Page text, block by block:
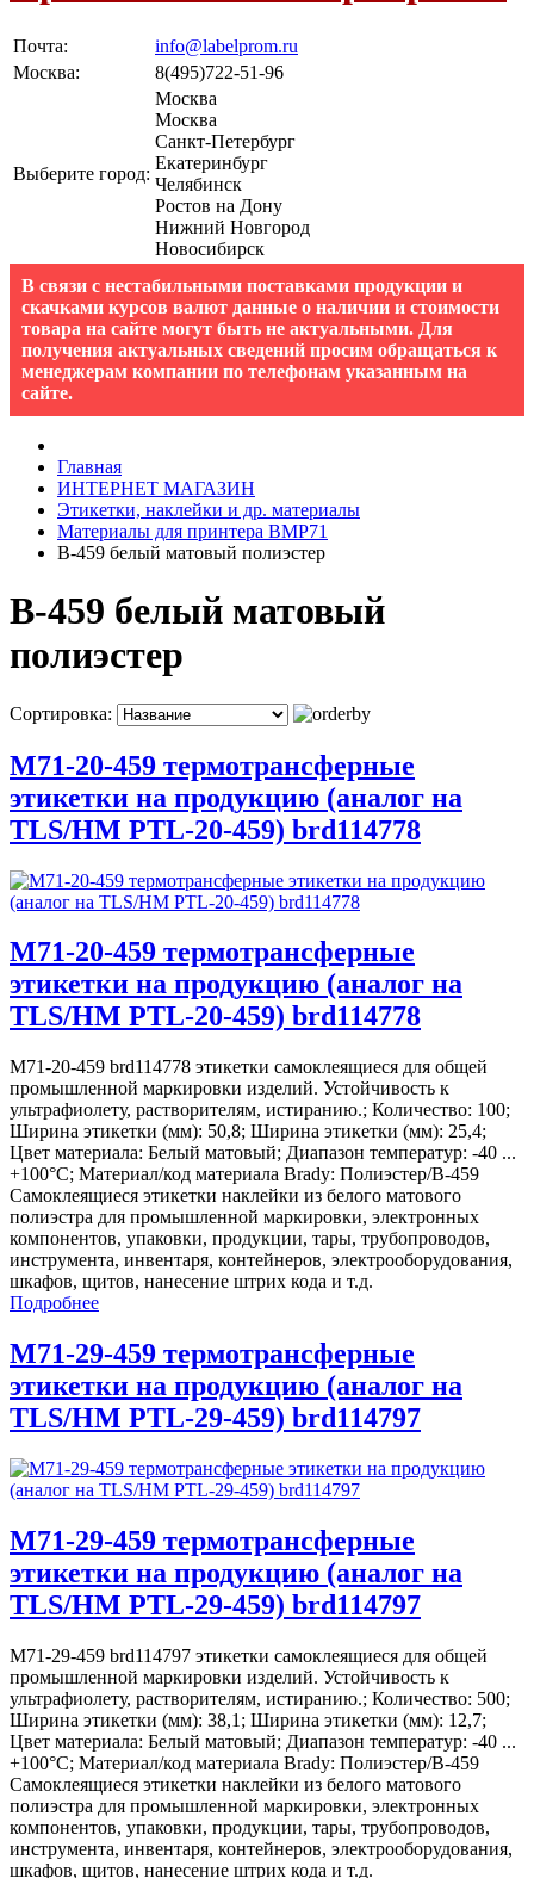
Почта:
info@labelprom.ru
Москва: 8(495)722-51-96
Выберите город:
Москва
Москва
Санкт-Петербург
Екатеринбург
Челябинск
Ростов на Дону
Нижний Новгород
Новосибирск
В связи с нестабильными поставками продукции и
скачками курсов валют данные о наличии и стоимости
товара на сайте могут быть не актуальными. Для
получения актуальных сведений просим обращаться к
менеджерам компании по телефонам указанным на
сайте.
Главная
ИНТЕРНЕТ МАГАЗИН
Этикетки, наклейки и др. материалы
Материалы для принтера BMP71
B-459 белый матовый полиэстер
B-459 белый матовый
полиэстер
Сортировка:
M71-20-459 термотрансферные
этикетки на продукцию (аналог на
TLS/HM PTL-20-459) brd114778
M71-20-459 термотрансферные
этикетки на продукцию (аналог на
TLS/HM PTL-20-459) brd114778
M71-20-459 brd114778 этикетки самоклеящиеся для общей
промышленной маркировки изделий. Устойчивость к
ультрафиолету, растворителям, истиранию.; Количество: 100;
Ширина этикетки (мм): 50,8; Ширина этикетки (мм): 25,4;
Цвет материала: Белый матовый; Диапазон температур: -40 ...
+100°С; Материал/код материала Brady: Полиэстер/В-459
Самоклеящиеся этикетки наклейки из белого матового
полиэстра для промышленной маркировки, электронных
компонентов, упаковки, продукции, тары, трубопроводов,
инструмента, инвентаря, контейнеров, электрооборудования,
шкафов, щитов, нанесение штрих кода и т.д.
Подробнее
M71-29-459 термотрансферные
этикетки на продукцию (аналог на
TLS/HM PTL-29-459) brd114797
M71-29-459 термотрансферные
этикетки на продукцию (аналог на
TLS/HM PTL-29-459) brd114797
M71-29-459 brd114797 этикетки самоклеящиеся для общей
промышленной маркировки изделий. Устойчивость к
ультрафиолету, растворителям, истиранию.; Количество: 500;
Ширина этикетки (мм): 38,1; Ширина этикетки (мм): 12,7;
Цвет материала: Белый матовый; Диапазон температур: -40 ...
+100°С; Материал/код материала Brady: Полиэстер/В-459
Самоклеящиеся этикетки наклейки из белого матового
полиэстра для промышленной маркировки, электронных
компонентов, упаковки, продукции, тары, трубопроводов,
инструмента, инвентаря, контейнеров, электрооборудования,
шкафов, щитов, нанесение штрих кода и т.д.